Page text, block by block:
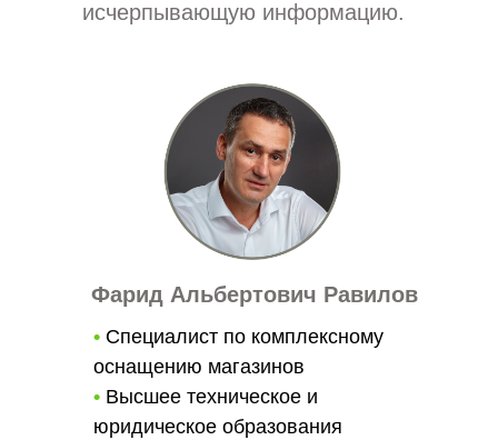
Фарид Альбертович Равилов
• Специалист по комплексному
оснащению магазинов
• Высшее техническое и
юридическое образования
исчерпывающую информацию.